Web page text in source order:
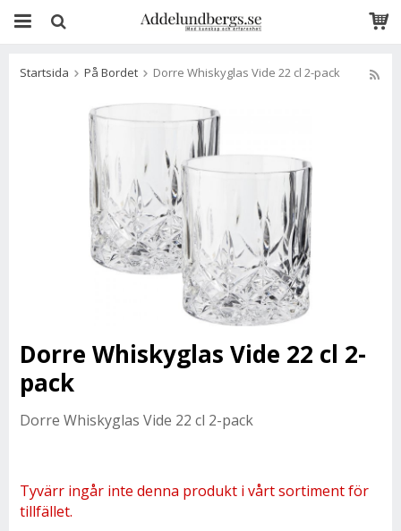
Startsida På Bordet Dorre Whiskyglas Vide 22 cl 2-pack
Dorre Whiskyglas Vide 22 cl 2-
pack
Dorre Whiskyglas Vide 22 cl 2-pack
Tyvärr ingår inte denna produkt i vårt sortiment för
tillfället.